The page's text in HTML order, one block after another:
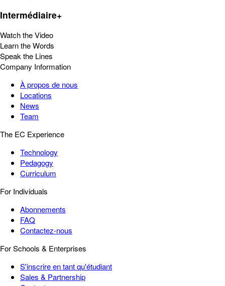
Intermédiaire+
Watch the Video
Learn the Words
Speak the Lines
Company Information
À propos de nous
Locations
News
Team
The EC Experience
Technology
Pedagogy
Curriculum
For Individuals
Abonnements
FAQ
Contactez-nous
For Schools & Enterprises
S'inscrire en tant qu'étudiant
Sales & Partnership